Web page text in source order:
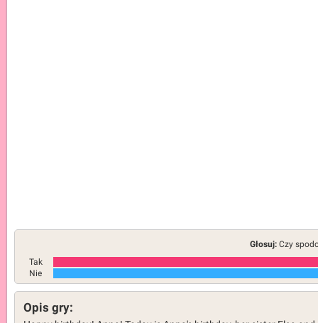
Głosuj: Czy
Tak
Nie
Opis gry: